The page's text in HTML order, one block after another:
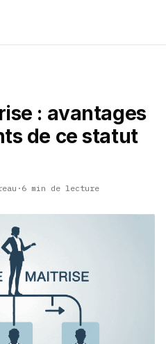
: avantages
de ce statut
· 6 min de lecture